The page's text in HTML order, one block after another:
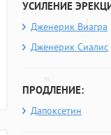
УСИЛЕНИЕ
Дженерик Виагра
Дженерик Сиалис
ПРОДЛЕНИЕ:
Дапоксетин